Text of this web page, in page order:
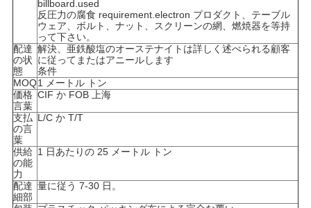
合
COMPANY
NEWS
地
図
billboard.used
反圧力の腐食 requirement.electron プロダクト、テーブル
ウェア、ボルト、ナット、スクリーンの網、燃焼器を等持
って下さい。
配達
の状
態
解決、亜鉄酸塩のオーステナイトは詳しく述べられる顧客
に従ってまたはアニールします
条件
MOQ1 メートル トン
価格
言葉
CIF か FOB 上海
支払
の言
葉
L/C か T/T
供給
の能
力
1 日あたりの 25 メートル トン
配達
細部
量に従う 7-30 日。